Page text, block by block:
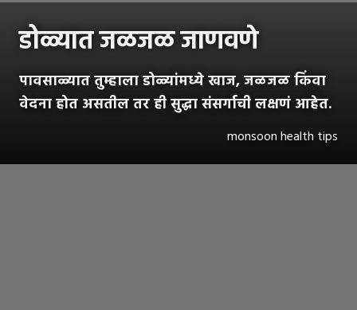
डोळ्यात जळजळ जाणवणे
पावसाळ्यात तुम्हाला डोळ्यांमध्ये खाज, जळजळ किंवा
वेदना होत असतील तर ही सुद्धा संसर्गाची लक्षणं आहेत.
monsoon health tips